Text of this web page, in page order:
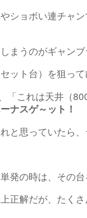
ショボい連チャ
まうのがギャンブ
セット台）を狙っ
「これは天井（
ナスゲ～ット！
と思っていたら
発の時は、その台
正解だが、たく